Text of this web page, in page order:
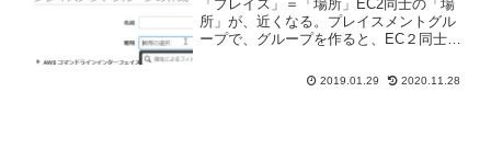
「プレイス」＝「場所」EC2同士の「場
所」が、近くなる。プレイスメントグル
ープで、グループを作ると、EC２同士の
プで10Gbpsプレイスメントグループ内の
2019.01.29 2020.11.28